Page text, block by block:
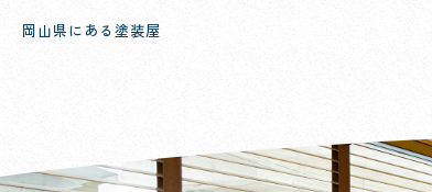
岡山県にある塗装屋